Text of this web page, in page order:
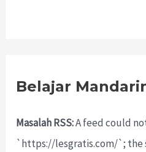
Belajar
Masalah RSS:A feed could
`https://lesgratis.com/`; the